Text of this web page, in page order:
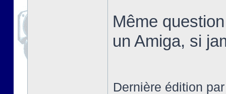
Même
un Amiga, si
Dernière édition